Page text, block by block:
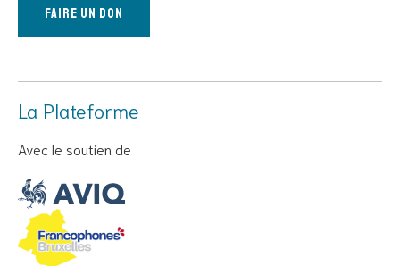
Faire un don
La Plateforme
Avec le soutien de